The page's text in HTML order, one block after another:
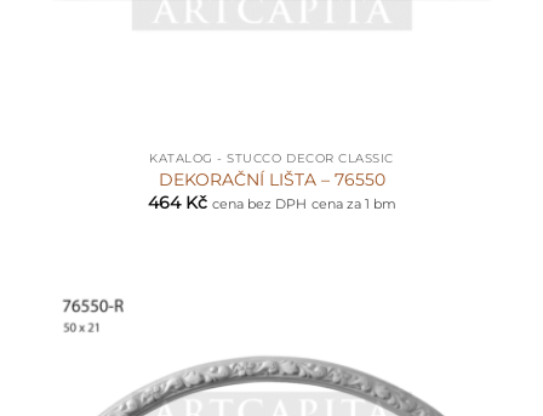
KATALOG - STUCCO DECOR CLASSIC
DEKORAČNÍ LIŠTA – 76550
464 Kč cena bez DPH cena za 1 bm